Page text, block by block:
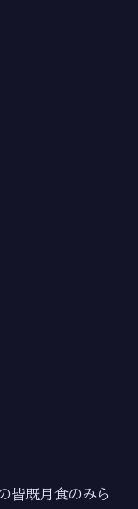
皆既月食のみら